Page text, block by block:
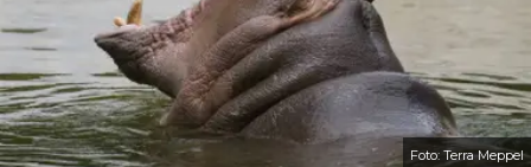
Foto: Terra Meppel